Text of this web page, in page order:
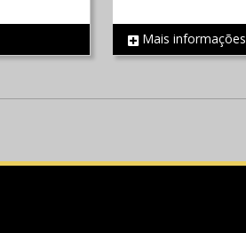
REF 797
Mais informações